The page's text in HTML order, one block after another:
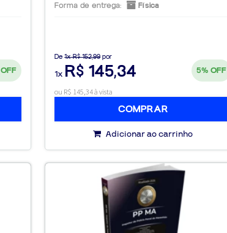
OFF
Forma de entrega: Física
De 1x R$ 152,99por
1x R$ 145,34 5% OFF
ou R$ 145,34 à vista
COMPRAR
Adicionar ao carrinho